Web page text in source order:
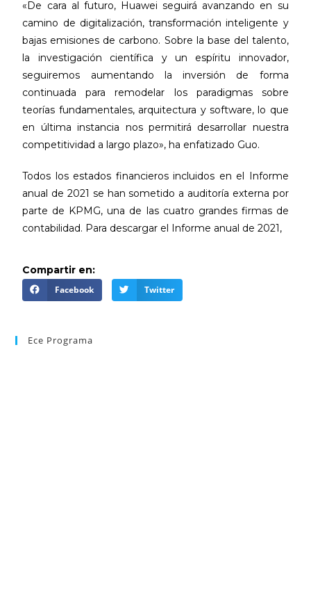
«De cara al futuro, Huawei seguirá avanzando en su
camino de digitalización, transformación inteligente y
bajas emisiones de carbono. Sobre la base del talento,
la investigación científica y un espíritu innovador,
seguiremos aumentando la inversión de forma
continuada para remodelar los paradigmas sobre
teorías fundamentales, arquitectura y software, lo que
en última instancia nos permitirá desarrollar nuestra
competitividad a largo plazo», ha enfatizado Guo.
Todos los estados financieros incluidos en el Informe
anual de 2021 se han sometido a auditoría externa por
parte de KPMG, una de las cuatro grandes firmas de
contabilidad. Para descargar el Informe anual de 2021,
Compartir en:
Facebook Twitter
Ece Programa